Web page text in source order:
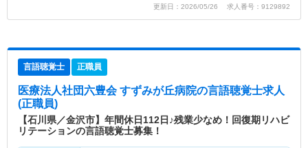
更新日：2026/05/26 求人番号：9129892
言語聴覚士 正職員
医療法人社団六豊会 すずみが丘病院の言語聴覚士求人
(正職員)
【石川県／金沢市】年間休日112日♪残業少なめ！回復期リハビ
リテーションの言語聴覚士募集！